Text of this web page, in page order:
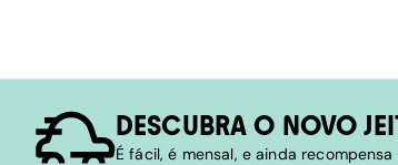
DESCUBRA O NOVO
É fácil, é mensal, e ainda